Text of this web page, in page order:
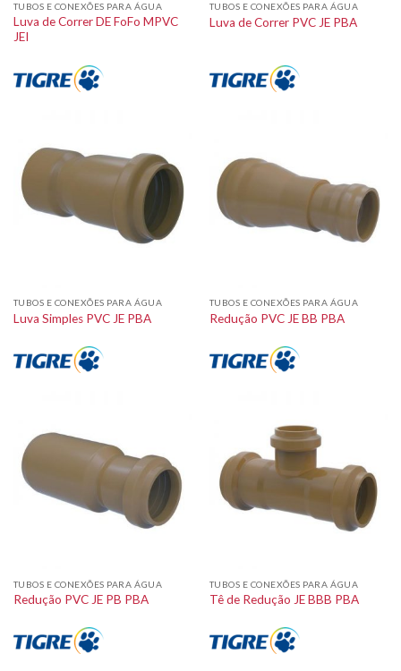
TUBOS E CONEXÕES PARA ÁGUA
Luva de Correr DE FoFo MPVC
JEI
TUBOS E CONEXÕES PARA ÁGUA
Luva de Correr PVC JE PBA
TUBOS E CONEXÕES PARA ÁGUA
Luva Simples PVC JE PBA
TUBOS E CONEXÕES PARA ÁGUA
Redução PVC JE BB PBA
TUBOS E CONEXÕES PARA ÁGUA
Redução PVC JE PB PBA
TUBOS E CONEXÕES PARA ÁGUA
Tê de Redução JE BBB PBA